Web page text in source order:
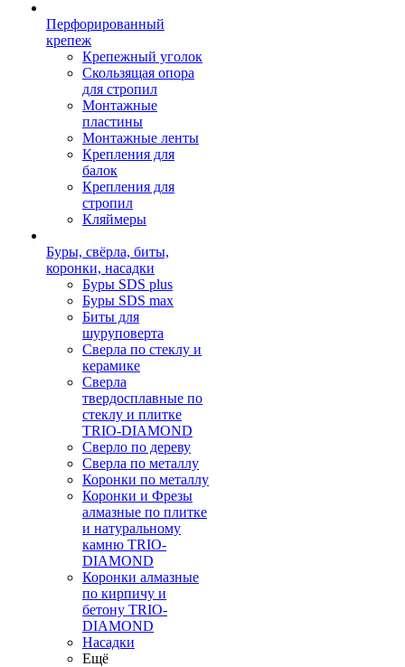
Перфорированный
крепеж
Крепежный уголок
Скользящая опора
для стропил
Монтажные
пластины
Монтажные ленты
Крепления для
балок
Крепления для
стропил
Кляймеры
Буры, свёрла, биты,
коронки, насадки
Буры SDS plus
Буры SDS max
Биты для
шуруповерта
Сверла по стеклу и
керамике
Сверла
твердосплавные по
стеклу и плитке
TRIO-DIAMOND
Сверло по дереву
Сверла по металлу
Коронки по металлу
Коронки и Фрезы
алмазные по плитке
и натуральному
камню TRIO-
DIAMOND
Коронки алмазные
по кирпичу и
бетону TRIO-
DIAMOND
Насадки
Ещё